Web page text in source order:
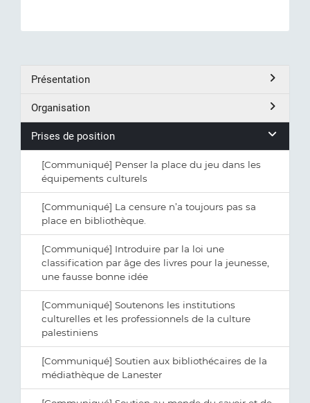
Présentation
Organisation
Prises de position
[Communiqué] Penser la place du jeu dans les
équipements culturels
[Communiqué] La censure n’a toujours pas sa
place en bibliothèque.
[Communiqué] Introduire par la loi une
classification par âge des livres pour la jeunesse,
une fausse bonne idée
[Communiqué] Soutenons les institutions
culturelles et les professionnels de la culture
palestiniens
[Communiqué] Soutien aux bibliothécaires de la
médiathèque de Lanester